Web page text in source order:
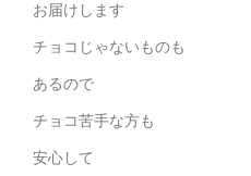
お届けします
チョコじゃないものも
あるので
チョコ苦手な方も
安心して